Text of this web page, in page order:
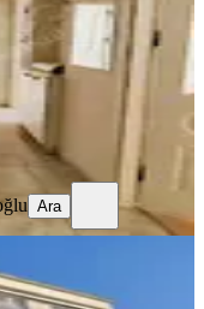
Ara
Dağ Manzaralı